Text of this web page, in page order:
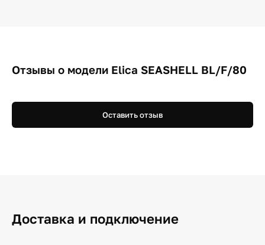
Отзывы о модели Elica SEASHELL BL/F/80
Оставить отзыв
Доставка и подключение